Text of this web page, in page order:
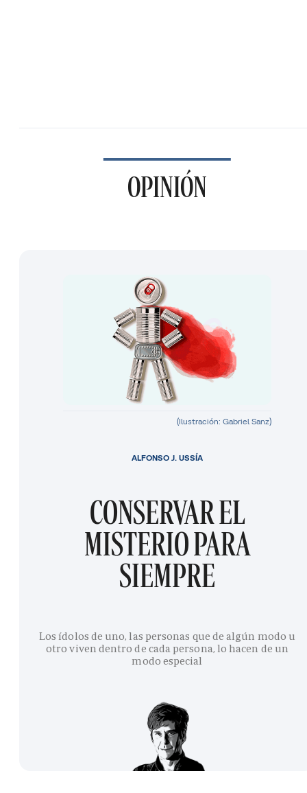
OPINIÓN
(Ilustración: Gabriel Sanz)
CONSERVAR EL
MISTERIO PARA
SIEMPRE
Los ídolos de uno, las personas que de algún modo u
otro viven dentro de cada persona, lo hacen de un
modo especial
ALFONSO J. USSÍA